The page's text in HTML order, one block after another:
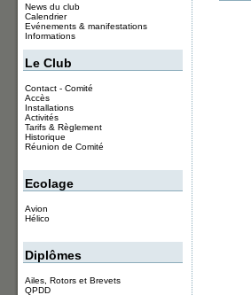
News du club
Calendrier
Evénements & manifestations
Informations
Le Club
Contact - Comité
Accès
Installations
Activités
Tarifs & Règlement
Historique
Réunion de Comité
Ecolage
Avion
Hélico
Diplômes
Ailes, Rotors et Brevets
QPDD